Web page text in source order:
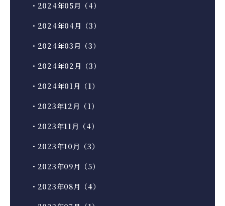
・2024年05月（4）
・2024年04月（3）
・2024年03月（3）
・2024年02月（3）
・2024年01月（1）
・2023年12月（1）
・2023年11月（4）
・2023年10月（3）
・2023年09月（5）
・2023年08月（4）